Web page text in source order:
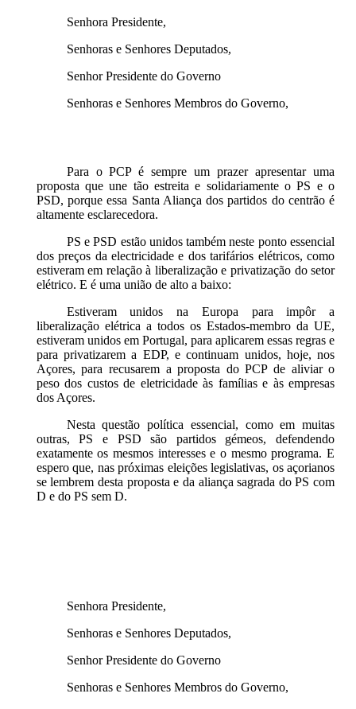
Senhora Presidente,
Senhoras e Senhores Deputados,
Senhor Presidente do Governo
Senhoras e Senhores Membros do Governo,
Para o PCP é sempre um prazer apresentar uma
proposta que une tão estreita e solidariamente o PS e o
PSD, porque essa Santa Aliança dos partidos do centrão é
altamente esclarecedora.
PS e PSD estão unidos também neste ponto essencial
dos preços da electricidade e dos tarifários elétricos, como
estiveram em relação à liberalização e privatização do setor
elétrico. E é uma união de alto a baixo:
Estiveram unidos na Europa para impôr a
liberalização elétrica a todos os Estados-membro da UE,
estiveram unidos em Portugal, para aplicarem essas regras e
para privatizarem a EDP, e continuam unidos, hoje, nos
Açores, para recusarem a proposta do PCP de aliviar o
peso dos custos de eletricidade às famílias e às empresas
dos Açores.
Nesta questão política essencial, como em muitas
outras, PS e PSD são partidos gémeos, defendendo
exatamente os mesmos interesses e o mesmo programa. E
espero que, nas próximas eleições legislativas, os açorianos
se lembrem desta proposta e da aliança sagrada do PS com
D e do PS sem D.
Senhora Presidente,
Senhoras e Senhores Deputados,
Senhor Presidente do Governo
Senhoras e Senhores Membros do Governo,